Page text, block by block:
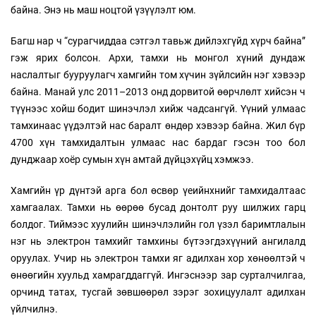
байна. Энэ нь маш ноцтой үзүүлэлт юм.
Багш нар ч “сурагчиддаа сэтгэл тавьж дийлэхгүйд хүрч байна”
гэж ярих болсон. Архи, тамхи нь монгол хүний дундаж
наслалтыг бууруулагч хамгийн том хүчин зүйлсийн нэг хэвээр
байна. Манай улс 2011–2013 онд дорвитой өөрчлөлт хийсэн ч
түүнээс хойш бодит шинэчлэл хийж чадсангүй. Үүний улмаас
тамхинаас үүдэлтэй нас баралт өндөр хэвээр байна. Жил бүр
4700 хүн тамхидалтын улмаас нас бардаг гэсэн тоо бол
дунджаар хоёр сумын хүн амтай дүйцэхүйц хэмжээ.
Хамгийн үр дүнтэй арга бол өсвөр үеийнхнийг тамхидалтаас
хамгаалах. Тамхи нь өөрөө бусад донтолт руу шилжих гарц
болдог. Тиймээс хуулийн шинэчлэлийн гол үзэл баримтлалын
нэг нь электрон тамхийг тамхины бүтээгдэхүүний ангилалд
оруулах. Учир нь электрон тамхи яг адилхан хор хөнөөлтэй ч
өнөөгийн хуульд хамрагддаггүй. Ингэснээр зар сурталчилгаа,
орчинд татах, тусгай зөвшөөрөл зэрэг зохицуулалт адилхан
үйлчилнэ.